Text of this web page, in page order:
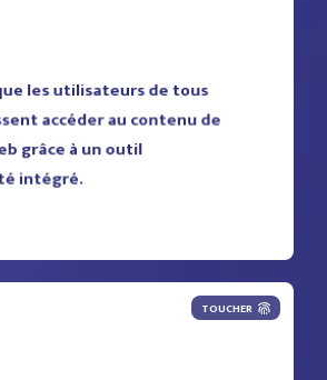
les utilisateurs de tous
accéder au contenu de
grâce à un outil
intégré.
TOUCHER